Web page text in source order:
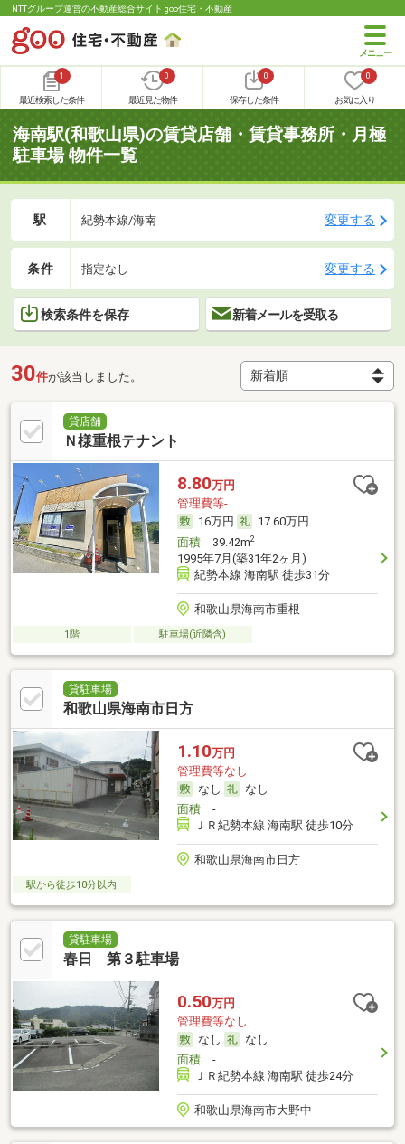
NTTグループ運営の不動産総合サイト goo住宅・不動産
1
最近検索した条件
0
最近見た物件
0
保存した条件
0
お気に入り
海南駅(和歌山県)の賃貸店舗・賃貸事務所・月極
駐車場 物件一覧
駅 紀勢本線/海南 変更する
条件 指定なし 変更する
検索条件を保存 新着メールを受取る
30件が該当しました。
貸店舗
Ｎ様重根テナント
8.80万円
管理費等-
16万円
17.60万円
面積39.42m2
1995年7月(築31年2ヶ月)
紀勢本線 海南駅 徒歩31分
和歌山県海南市重根
1階 駐車場(近隣含)
貸駐車場
和歌山県海南市日方
1.10万円
管理費等なし
なし
なし
面積-
ＪＲ紀勢本線 海南駅 徒歩10分
和歌山県海南市日方
駅から徒歩10分以内
貸駐車場
春日 第３駐車場
0.50万円
管理費等なし
なし
なし
面積-
ＪＲ紀勢本線 海南駅 徒歩24分
和歌山県海南市大野中